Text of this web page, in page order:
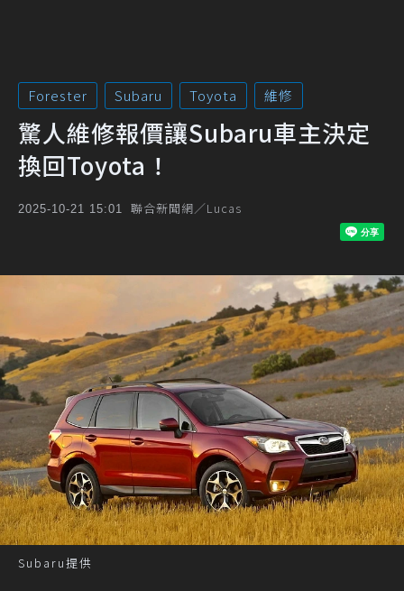
Forester Subaru Toyota 維修
驚人維修報價讓Subaru車主決定
換回Toyota！
2025-10-21 15:01 聯合新聞網／Lucas
Subaru提供